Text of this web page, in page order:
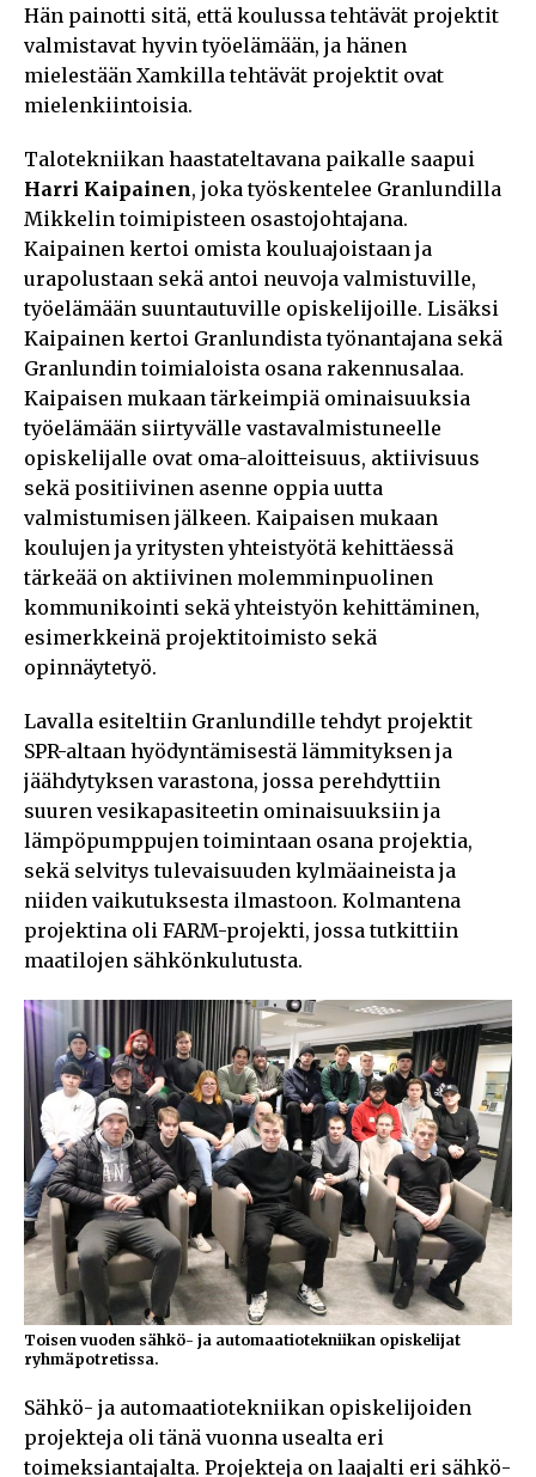
Hän painotti sitä, että koulussa tehtävät projektit
valmistavat hyvin työelämään, ja hänen
mielestään Xamkilla tehtävät projektit ovat
mielenkiintoisia.
Talotekniikan haastateltavana paikalle saapui
Harri Kaipainen, joka työskentelee Granlundilla
Mikkelin toimipisteen osastojohtajana.
Kaipainen kertoi omista kouluajoistaan ja
urapolustaan sekä antoi neuvoja valmistuville,
työelämään suuntautuville opiskelijoille. Lisäksi
Kaipainen kertoi Granlundista työnantajana sekä
Granlundin toimialoista osana rakennusalaa.
Kaipaisen mukaan tärkeimpiä ominaisuuksia
työelämään siirtyvälle vastavalmistuneelle
opiskelijalle ovat oma-aloitteisuus, aktiivisuus
sekä positiivinen asenne oppia uutta
valmistumisen jälkeen. Kaipaisen mukaan
koulujen ja yritysten yhteistyötä kehittäessä
tärkeää on aktiivinen molemminpuolinen
kommunikointi sekä yhteistyön kehittäminen,
esimerkkeinä projektitoimisto sekä
opinnäytetyö.
Lavalla esiteltiin Granlundille tehdyt projektit
SPR-altaan hyödyntämisestä lämmityksen ja
jäähdytyksen varastona, jossa perehdyttiin
suuren vesikapasiteetin ominaisuuksiin ja
lämpöpumppujen toimintaan osana projektia,
sekä selvitys tulevaisuuden kylmäaineista ja
niiden vaikutuksesta ilmastoon. Kolmantena
projektina oli FARM-projekti, jossa tutkittiin
maatilojen sähkönkulutusta.
Toisen vuoden sähkö- ja automaatiotekniikan opiskelijat
ryhmäpotretissa.
Sähkö- ja automaatiotekniikan opiskelijoiden
projekteja oli tänä vuonna usealta eri
toimeksiantajalta. Projekteja on laajalti eri sähkö-